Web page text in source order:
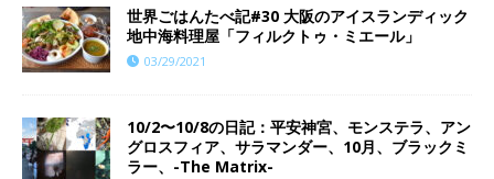
世界ごはんたべ記#30 大阪のアイスランディック
地中海料理屋「フィルクトゥ・ミエール」
03/29/2021
10/2〜10/8の日記：平安神宮、モンステラ、アン
グロスフィア、サラマンダー、10月、ブラックミ
ラー、-The Matrix-